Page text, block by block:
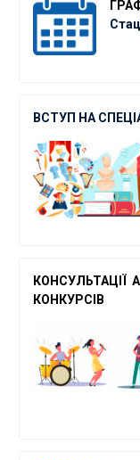
ВСТУП НА
КОНСУЛЬТАЦІЇ
КОНКУРСІВ